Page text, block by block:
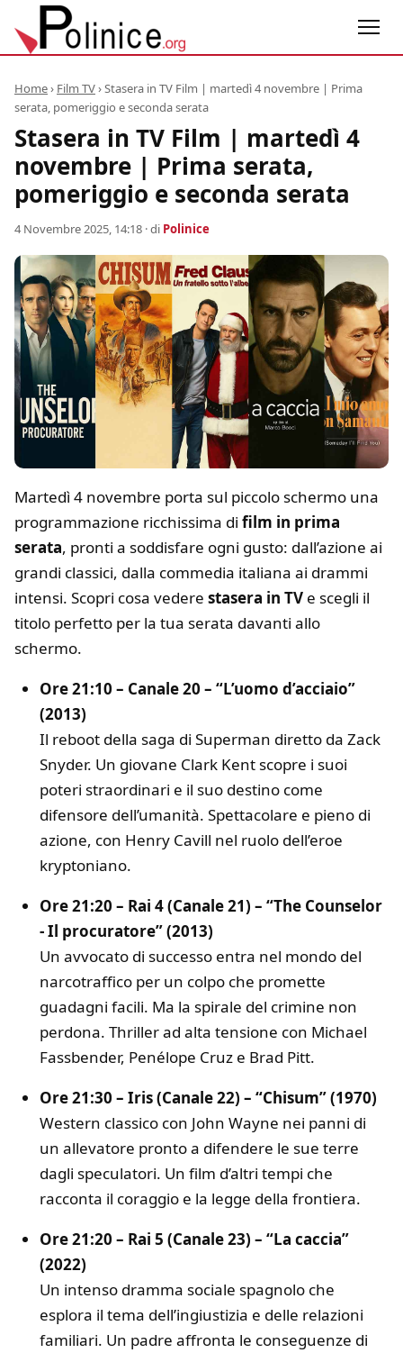
Home› Film TV›Stasera in TV Film | martedì 4 novembre | Prima
serata, pomeriggio e seconda serata
Stasera in TV Film | martedì 4
novembre | Prima serata,
pomeriggio e seconda serata
4 Novembre 2025, 14:18 · di Polinice
Martedì 4 novembre porta sul piccolo schermo una
programmazione ricchissima di film in prima
serata, pronti a soddisfare ogni gusto: dall’azione ai
grandi classici, dalla commedia italiana ai drammi
intensi. Scopri cosa vedere stasera in TV e scegli il
titolo perfetto per la tua serata davanti allo
schermo.
Ore 21:10 – Canale 20 – “L’uomo d’acciaio”
(2013)
Il reboot della saga di Superman diretto da Zack
Snyder. Un giovane Clark Kent scopre i suoi
poteri straordinari e il suo destino come
difensore dell’umanità. Spettacolare e pieno di
azione, con Henry Cavill nel ruolo dell’eroe
kryptoniano.
Ore 21:20 – Rai 4 (Canale 21) – “The Counselor
- Il procuratore” (2013)
Un avvocato di successo entra nel mondo del
narcotraffico per un colpo che promette
guadagni facili. Ma la spirale del crimine non
perdona. Thriller ad alta tensione con Michael
Fassbender, Penélope Cruz e Brad Pitt.
Ore 21:30 – Iris (Canale 22) – “Chisum” (1970)
Western classico con John Wayne nei panni di
un allevatore pronto a difendere le sue terre
dagli speculatori. Un film d’altri tempi che
racconta il coraggio e la legge della frontiera.
Ore 21:20 – Rai 5 (Canale 23) – “La caccia”
(2022)
Un intenso dramma sociale spagnolo che
esplora il tema dell’ingiustizia e delle relazioni
familiari. Un padre affronta le conseguenze di